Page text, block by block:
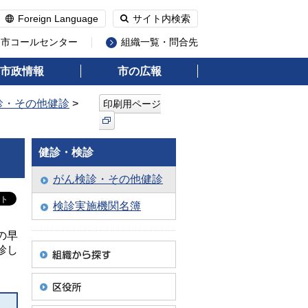
Foreign Language サイト内検索
コールセンター 組織一覧・問合先
市政情報 市の広報
・その他健診 > 印刷用ページ
早
し
健診・検診
がん検診・その他健診
検診実施機関名簿